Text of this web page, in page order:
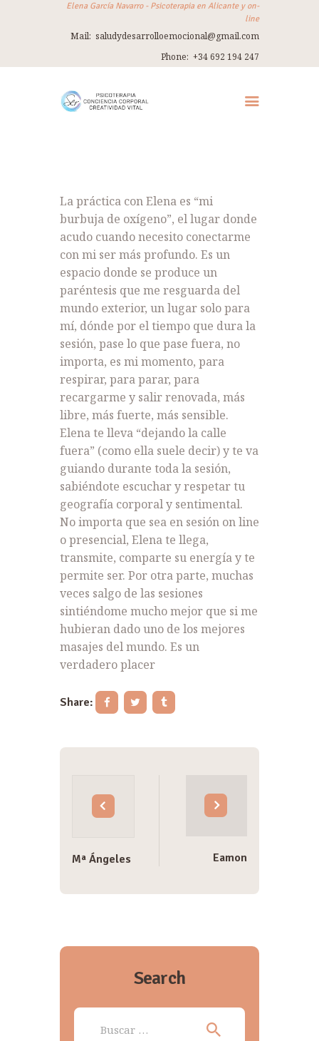
Elena García Navarro - Psicoterapia en Alicante y on-
line
Mail: saludydesarrolloemocional@gmail.com
Phone: +34 692 194 247
ELENA GARCÍA NAVARRO
THERAPY IN ENGLISH
TALLERES
VIAJES
REFUGIO
CONTACTO
La práctica con Elena es “mi
burbuja de oxígeno”, el lugar donde
acudo cuando necesito conectarme
con mi ser más profundo. Es un
espacio donde se produce un
paréntesis que me resguarda del
mundo exterior, un lugar solo para
mí, dónde por el tiempo que dura la
sesión, pase lo que pase fuera, no
importa, es mi momento, para
respirar, para parar, para
recargarme y salir renovada, más
libre, más fuerte, más sensible.
Elena te lleva “dejando la calle
fuera” (como ella suele decir) y te va
guiando durante toda la sesión,
sabiéndote escuchar y respetar tu
geografía corporal y sentimental.
No importa que sea en sesión on line
o presencial, Elena te llega,
transmite, comparte su energía y te
permite ser. Por otra parte, muchas
veces salgo de las sesiones
sintiéndome mucho mejor que si me
hubieran dado uno de los mejores
masajes del mundo. Es un
verdadero placer
Share:
Navegación
entradas
Mª Ángeles Eamon
Search
Buscar: